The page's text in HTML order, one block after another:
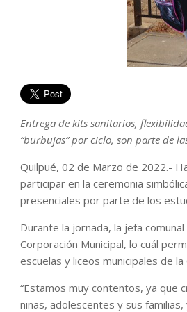
Entrega de kits sanitarios,
“burbujas” por ciclo, son parte de
Quilpué, 02 de Marzo de 2022.-
participar en la ceremonia
presenciales por parte de los
Durante la jornada, la jefa
Corporación Municipal, lo cuál
escuelas y liceos municipales de
“Estamos muy contentos, ya que
niñas, adolescentes y sus